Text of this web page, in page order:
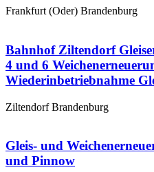
Frankfurt (Oder) Brandenburg
Bahnhof Ziltendorf
4 und 6
Wiederinbetriebnahme
Ziltendorf Brandenburg
Gleis- und
und Pinnow